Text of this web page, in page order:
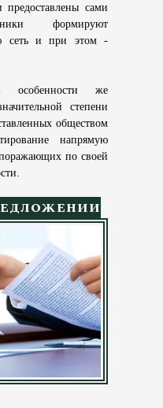
предоставлены сами
формируют
сеть и при этом -
особенности же
степени
обществом
напрямую
по своей